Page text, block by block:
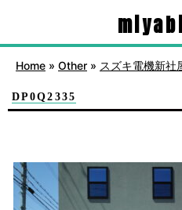
Home » Other » スズキ電機新社
DP0Q2335